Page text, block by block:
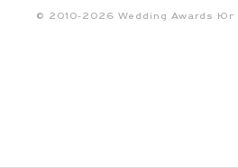
© 2010-2026 Wedding Awards Юг